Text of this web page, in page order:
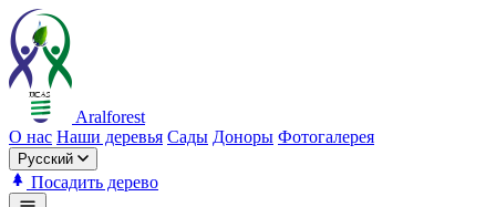
Aralforest
О нас Наши деревья Сады Доноры Фотогалерея
Русский
Посадить дерево